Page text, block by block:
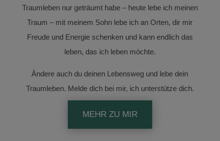
Traumleben nur geträumt habe – heute lebe ich meinen
Traum – mit meinem Sohn lebe ich an Orten, dir mir
Freude und Energie schenken und kann endlich das
leben, das ich leben möchte.
Ändere auch du deinen Lebensweg und lebe dein
Traumleben. Melde dich bei mir, ich unterstütze dich.
MEHR ZU MIR